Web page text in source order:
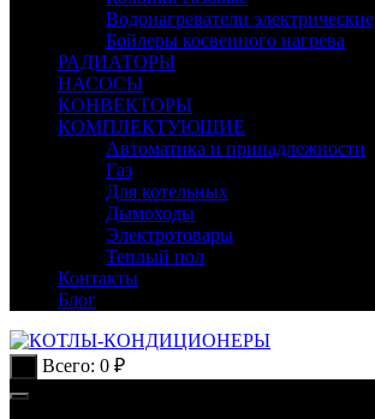
Водонагреватели электрические
Бойлеры косвенного нагрева
РАДИАТОРЫ
НАСОСЫ
КОНВЕКТОРЫ
КОМПЛЕКТУЮЩИЕ
Автоматика и принадлежности
Газ
Для котельных
Дымоходы
Электротовары
Теплый пол
Контакты
Блог
Всего: 0 ₽